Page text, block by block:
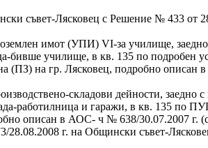
съвет-Лясковец с Решение № 433 от
имот (УПИ) VІ-за училище,
бивше училище, в кв. 135 по подробен
(ПЗ) на гр. Лясковец, подробно описан
складови дейности, заедно
работилница и гаражи, в кв. 135 по
описан в АОС- ч № 638/30.07.2007 г.
28.08.2008 г. на Общински съвет-